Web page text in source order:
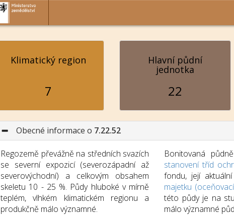
Klimatický region
7
Hlavní půdní
jednotka
22
Obecné informace o 7.22.52
Regozemě převážně na středních svazích
se severní expozicí (severozápadní až
severovýchodní) a celkovým obsahem
skeletu 10 - 25 %. Půdy hluboké v mírně
teplém, vlhkém klimatickém regionu a
produkčně málo významné.
Bonitovaná
stanovení tříd
fondu, její
majetku
této půdy je na
málo významné